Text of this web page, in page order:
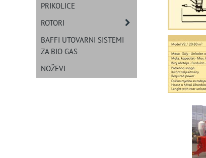
PRIKOLICE
ROTORI
BAFFI UTOVARNI SISTEMI
ZA BIO GAS
NOŽEVI